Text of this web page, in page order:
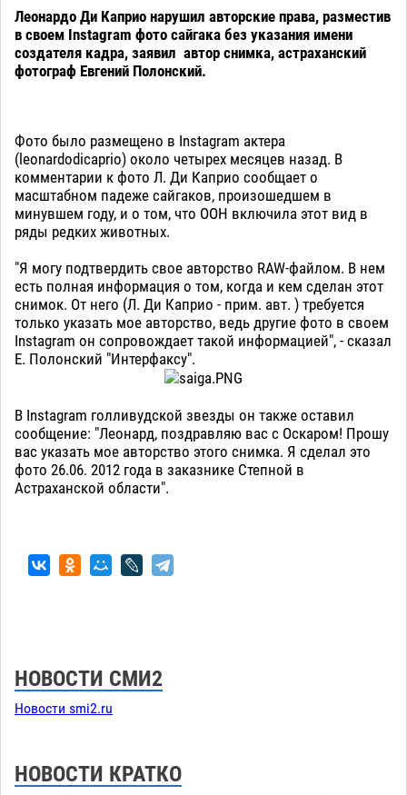
Леонардо Ди Каприо нарушил авторские права, разместив
в своем Instagram фото сайгака без указания имени
создателя кадра, заявил автор снимка, астраханский
фотограф Евгений Полонский.
Фото было размещено в Instagram актера
(leonardodicaprio) около четырех месяцев назад. В
комментарии к фото Л. Ди Каприо сообщает о
масштабном падеже сайгаков, произошедшем в
минувшем году, и о том, что ООН включила этот вид в
ряды редких животных.
"Я могу подтвердить свое авторство RAW-файлом. В нем
есть полная информация о том, когда и кем сделан этот
снимок. От него (Л. Ди Каприо - прим. авт. ) требуется
только указать мое авторство, ведь другие фото в своем
Instagram он сопровождает такой информацией", - сказал
Е. Полонский "Интерфаксу".
В Instagram голливудской звезды он также оставил
сообщение: "Леонард, поздравляю вас с Оскаром! Прошу
вас указать мое авторство этого снимка. Я сделал это
фото 26.06. 2012 года в заказнике Степной в
Астраханской области".
НОВОСТИ СМИ2
Новости smi2.ru
НОВОСТИ КРАТКО